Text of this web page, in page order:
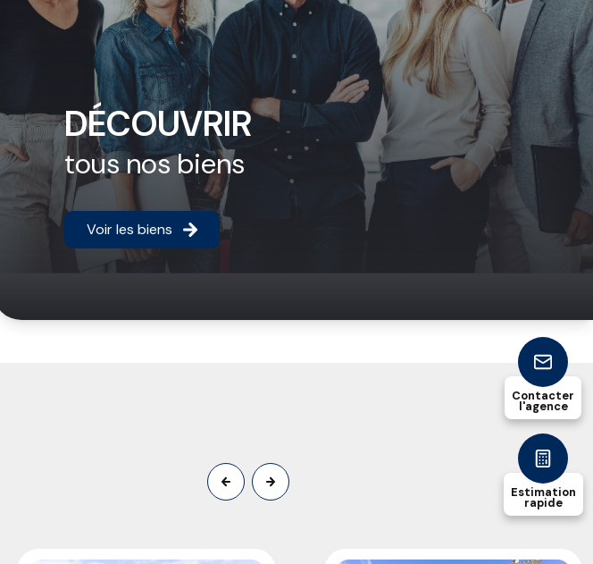
DÉCOUVRIR
tous nos biens
Voir les biens
Contacter
l'agence
Estimation
rapide